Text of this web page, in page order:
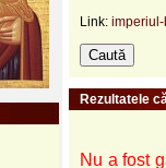
Link:
Rezultatele
Nu a fost